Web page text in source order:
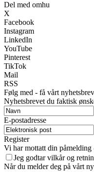
Del med omhu
X
Facebook
Instagram
LinkedIn
YouTube
Pinterest
TikTok
Mail
RSS
Følg med - få vårt nyhetsbrev
Nyhetsbrevet du faktisk
E-postadresse
Register
Vi har mottatt din påmelding
Jeg godtar vilkår og
Når du melder deg på vårt